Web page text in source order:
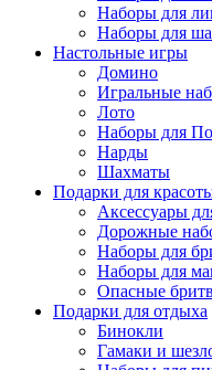
Наборы для
Наборы для
Настольные игры
Домино
Игральные
Лото
Наборы для
Нарды
Шахматы
Подарки для
Аксессуары
Дорожные
Наборы для
Наборы для
Опасные
Подарки для отдыха
Бинокли
Гамаки и